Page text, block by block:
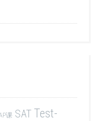
课 SAT Test-